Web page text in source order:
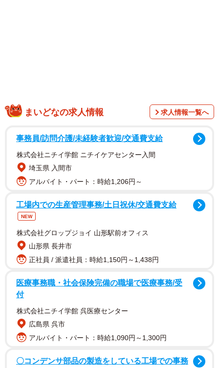
思わずギャップ萌えしてしまいそうな姿に、「とてもカッ
コいいです 片手でショットガン構えてほしいですね」、
「ドラマとか出来そうなぐらい、カッコ可愛いですね」と
いったツイートが寄せられ、いいねは10万件を超えまし
バイクに乗る時の服装はかっこよく
まいどなの求人情報 求人情報一覧へ
事務員/訪問介護/未経験者歓迎/交通費支給
株式会社ニチイ学館 ニチイケアセンター入間
埼玉県 入間市
アルバイト・パート：時給1,206円～
工場内での生産管理事務/土日祝休/交通費支給
NEW
株式会社グロップジョイ 山形駅前オフィス
山形県 長井市
正社員 / 派遣社員：時給1,150円～1,438円
医療事務職・社会保険完備の職場で医療事務/受
付
株式会社ニチイ学館 呉医療センター
広島県 呉市
アルバイト・パート：時給1,090円～1,300円
〇コンデンサ部品の製造をしている工場での事務